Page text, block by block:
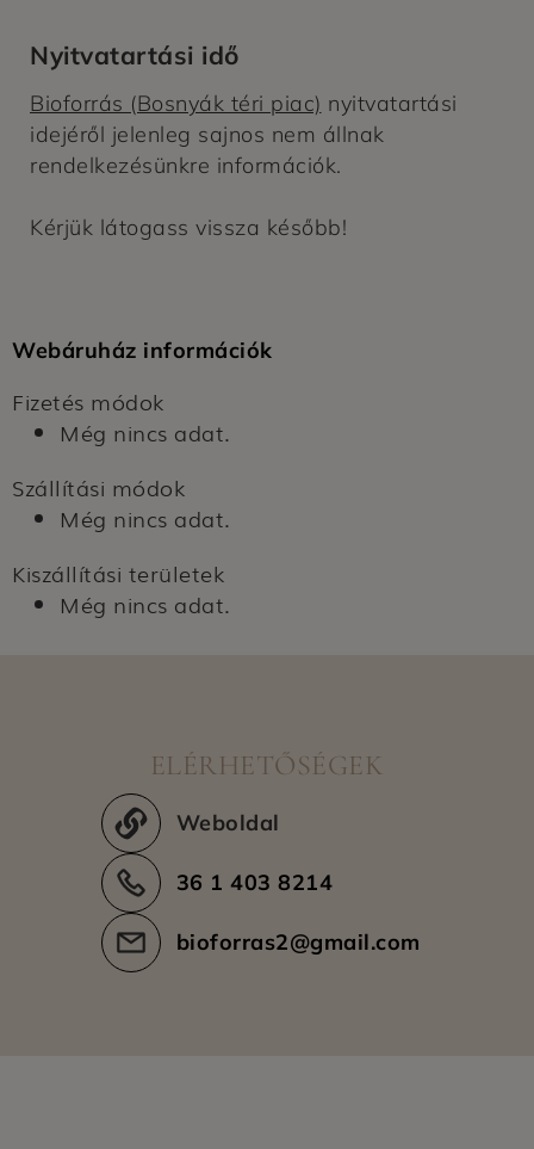
Nyitvatartási idő
Bioforrás (Bosnyák téri piac) nyitvatartási
idejéről jelenleg sajnos nem állnak
rendelkezésünkre információk.
Kérjük látogass vissza később!
Webáruház információk
Fizetés módok
Még nincs adat.
Szállítási módok
Még nincs adat.
Kiszállítási területek
Még nincs adat.
ELÉRHETŐSÉGEK
Weboldal
36 1 403 8214
bioforras2@gmail.com